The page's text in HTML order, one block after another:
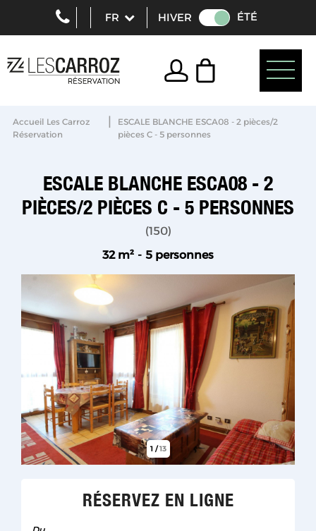
HIVER ÉTÉ
Accueil Les Carroz
Réservation
|
ESCALE BLANCHE ESCA08 - 2 pièces/2
pièces C - 5 personnes
ESCALE BLANCHE ESCA08 - 2
PIÈCES/2 PIÈCES C - 5 PERSONNES
(150)
32 m² 5 personnes
1/13
RÉSERVEZ EN LIGNE